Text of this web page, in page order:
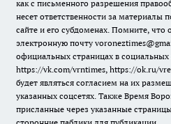
как с письменного разрешения
несет ответственности за материалы
сайте и его субдоменах. Помните, что
электронную почту
официальных страницах в социальных
https://vk.com/vrntimes, https://ok.ru/
будет являться согласием на их
указанных соцсетях. Также Время
присланные через указанные